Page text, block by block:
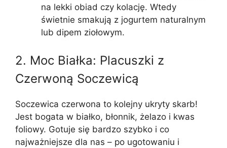
na lekki obiad czy kolację. Wtedy
świetnie smakują z jogurtem naturalnym
lub dipem ziołowym.
2. Moc Białka: Placuszki z
Czerwoną Soczewicą
Soczewica czerwona to kolejny ukryty skarb!
Jest bogata w białko, błonnik, żelazo i kwas
foliowy. Gotuje się bardzo szybko i co
najważniejsze dla nas – po ugotowaniu i